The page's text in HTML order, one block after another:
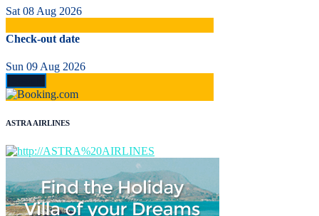
Sat 08 Aug 2026
Check-out date
Sun 09 Aug 2026
ASTRA AIRLINES